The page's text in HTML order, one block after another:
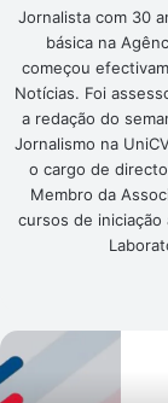
Jornalista com 30
básica na
começou
Notícias. Foi
a redação do
Jornalismo na
o cargo de
Membro da
cursos de